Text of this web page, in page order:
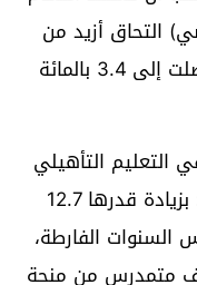
التحاق أزيد من
983 ألف تلميذ وتلميذة؛ بزيادة وصلت إلى 3.4 بالمائة
التأهيلي
ما يزيد عن مليون و253 ألف طفل؛ بزيادة قدرها 12.7
السنوات الفارطة،
حوالي 3 ملايين و53 ألف متمدرس من منحة